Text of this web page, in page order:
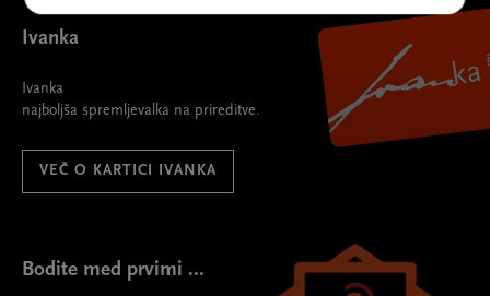
Ivanka
Ivanka
najboljša spremljevalka na prireditve.
VEČ O KARTICI IVANKA
Bodite med prvimi ...